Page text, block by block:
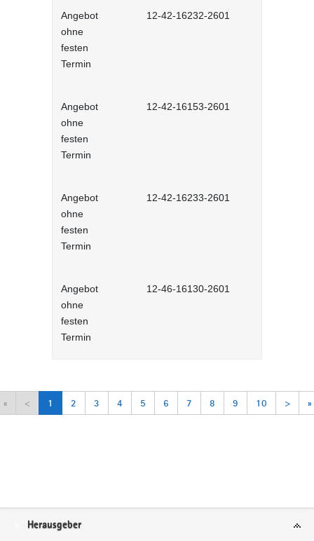
Angebot
ohne
festen
Termin
12-42-16232-2601
Angebot
ohne
festen
Termin
12-42-16153-2601
Angebot
ohne
festen
Termin
12-42-16233-2601
Angebot
ohne
festen
Termin
12-46-16130-2601
« < 1 2 3 4 5 6 7 8 9 10 > »
Service
Herausgeber